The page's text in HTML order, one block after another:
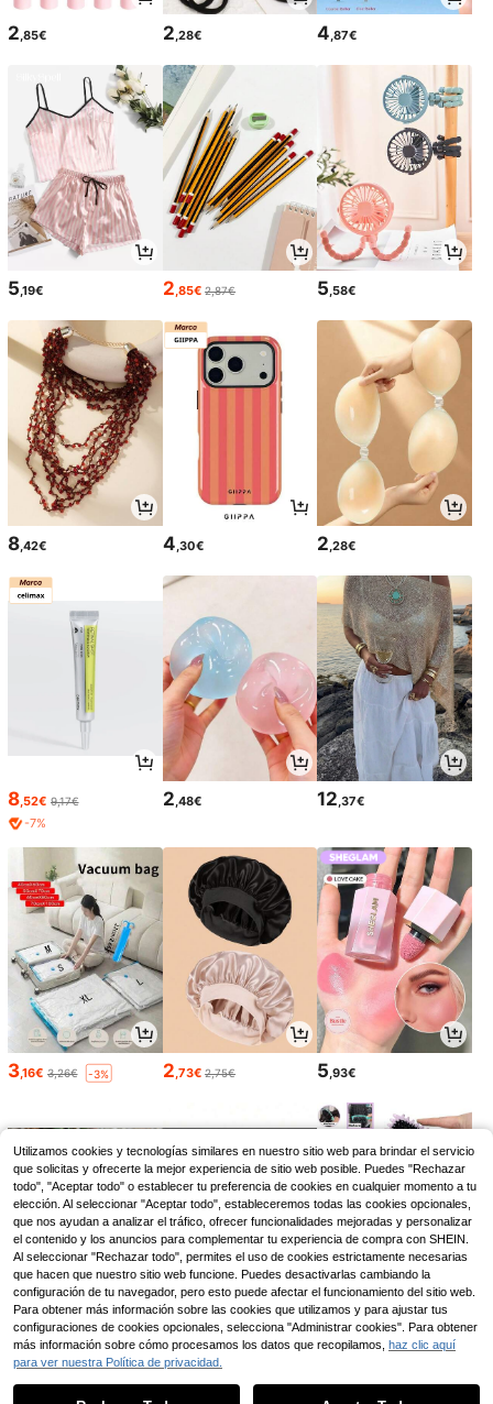
0
2 ,85€ 2 ,28€ 4 ,87€
5 ,19€ 2 ,85€ 2,87€ 5 ,58€
8,42€ 4,30€ 2,28€
8,52€ 9,17€
-7%
2,48€ 12,37€
3,16€ 3,26€ -3% 2,73€ 2,75€ 5,93€
11,52€ 2,26€ 2,28€
Utilizamos cookies y tecnologías similares en nuestro sitio web para brindar el servicio
que solicitas y ofrecerte la mejor experiencia de sitio web posible. Puedes "Rechazar
todo", "Aceptar todo" o establecer tu preferencia de cookies en cualquier momento a tu
elección. Al seleccionar "Aceptar todo", estableceremos todas las cookies opcionales,
que nos ayudan a analizar el tráfico, ofrecer funcionalidades mejoradas y personalizar
el contenido y los anuncios para complementar tu experiencia de compra con SHEIN.
Al seleccionar "Rechazar todo", permites el uso de cookies estrictamente necesarias
que hacen que nuestro sitio web funcione. Puedes desactivarlas cambiando la
configuración de tu navegador, pero esto puede afectar el funcionamiento del sitio web.
Para obtener más información sobre las cookies que utilizamos y para ajustar tus
configuraciones de cookies opcionales, selecciona "Administrar cookies". Para obtener
más información sobre cómo procesamos los datos que recopilamos, haz clic aquí
para ver nuestra Política de privacidad.